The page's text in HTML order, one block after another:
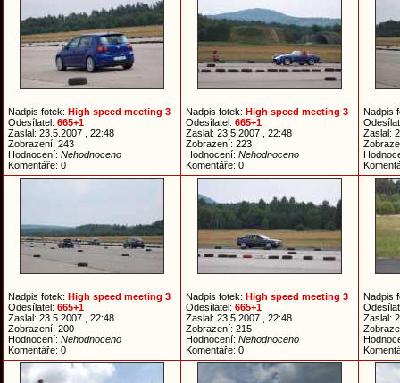
Nadpis fotek: High speed meeting 3
Odesílatel: 665+1
Zaslal: 23.5.2007 , 22:48
Zobrazení: 243
Hodnocení: Nehodnoceno
Komentáře: 0
Nadpis fotek: High speed meeting 3
Odesílatel: 665+1
Zaslal: 23.5.2007 , 22:48
Zobrazení: 223
Hodnocení: Nehodnoceno
Komentáře: 0
Nadpis
Zaslal:
Nadpis fotek: High speed meeting 3
Odesílatel: 665+1
Zaslal: 23.5.2007 , 22:48
Zobrazení: 200
Hodnocení: Nehodnoceno
Komentáře: 0
Nadpis fotek: High speed meeting 3
Odesílatel: 665+1
Zaslal: 23.5.2007 , 22:48
Zobrazení: 215
Hodnocení: Nehodnoceno
Komentáře: 0
Nadpis
Zaslal: